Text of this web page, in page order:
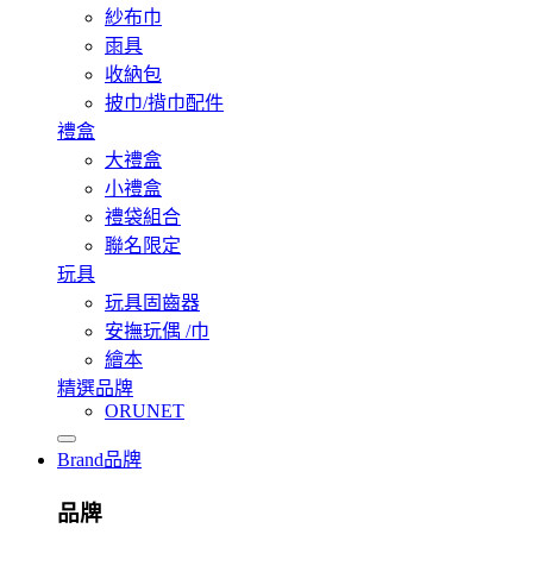
紗布巾
雨具
收納包
披巾/揹巾配件
禮盒
大禮盒
小禮盒
禮袋組合
聯名限定
玩具
玩具固齒器
安撫玩偶 /巾
繪本
精選品牌
ORUNET
Brand品牌
品牌